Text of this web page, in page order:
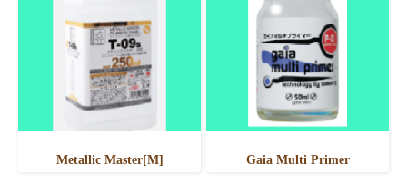
Metallic Master[M] Gaia Multi Primer